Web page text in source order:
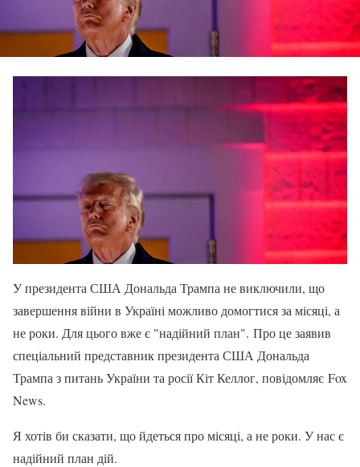
У президента США Дональда Трампа не виключили, що
завершення війни в Україні можливо домогтися за місяці, а
не роки. Для цього вже є "надійний план". Про це заявив
спеціальний представник президента США Дональда
Трампа з питань України та росії Кіт Келлог, повідомляє Fox
News.
Я хотів би сказати, що йдеться про місяці, а не роки. У нас є
надійний план дій.